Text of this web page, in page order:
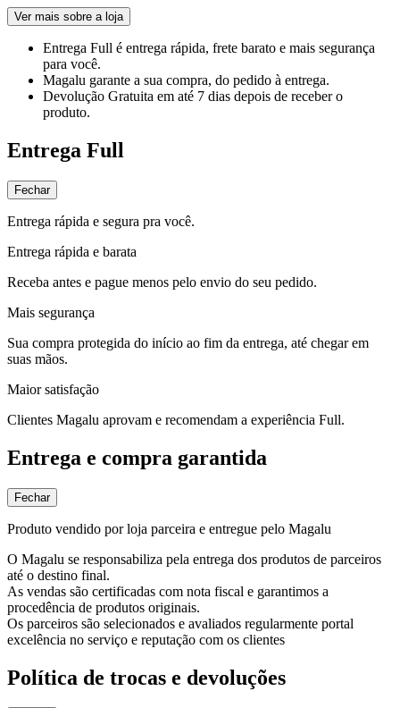
Ver mais sobre a loja
Entrega Full é entrega rápida, frete barato e mais segurança
para você.
Magalu garante a sua compra, do pedido à entrega.
Devolução Gratuita em até 7 dias depois de receber o
produto.
Entrega Full
Fechar
Entrega rápida e segura pra você.
Entrega rápida e barata
Receba antes e pague menos pelo envio do seu pedido.
Mais segurança
Sua compra protegida do início ao fim da entrega, até chegar em
suas mãos.
Maior satisfação
Clientes Magalu aprovam e recomendam a experiência Full.
Entrega e compra garantida
Fechar
Produto vendido por loja parceira e entregue pelo Magalu
O Magalu se responsabiliza pela entrega dos produtos de parceiros
até o destino final.
As vendas são certificadas com nota fiscal e garantimos a
procedência de produtos originais.
Os parceiros são selecionados e avaliados regularmente portal
excelência no serviço e reputação com os clientes
Política de trocas e devoluções